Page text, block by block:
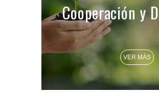
Cooperación y
VER MÁS